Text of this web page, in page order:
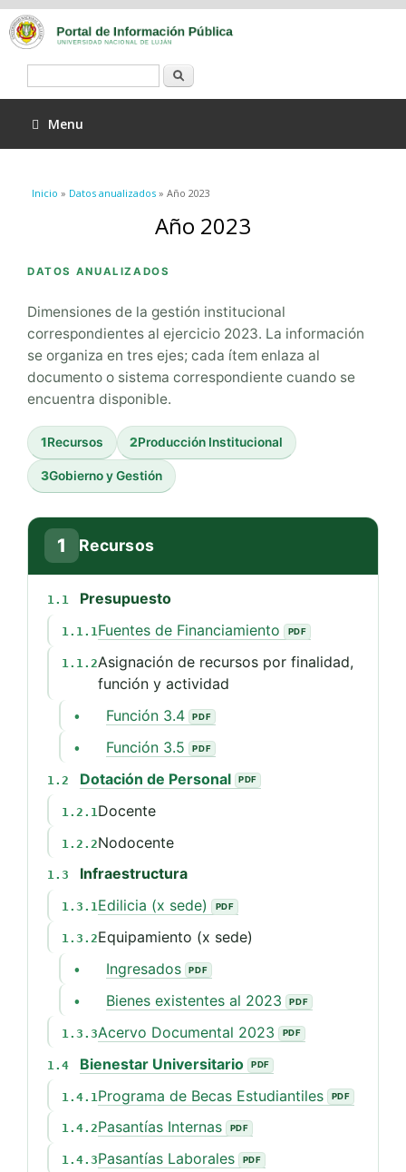
Menu
Se encuentra usted aquí
Inicio » Datos anualizados » Año 2023
Año 2023
DATOS ANUALIZADOS
Dimensiones de la gestión institucional
correspondientes al ejercicio 2023. La información
se organiza en tres ejes; cada ítem enlaza al
documento o sistema correspondiente cuando se
encuentra disponible.
1Recursos 2Producción Institucional
3Gobierno y Gestión
1 Recursos
1.1 Presupuesto
1.1.1Fuentes de Financiamiento
1.1.2Asignación de recursos por finalidad,
función y actividad
• Función 3.4
• Función 3.5
1.2 Dotación de Personal
1.2.1 Docente
1.2.2Nodocente
1.3 Infraestructura
1.3.1Edilicia (x sede)
1.3.2Equipamiento (x sede)
• Ingresados
• Bienes existentes al 2023
1.3.3Acervo Documental 2023
1.4 Bienestar Universitario
1.4.1 Programa de Becas Estudiantiles
1.4.2Pasantías Internas
1.4.3Pasantías Laborales